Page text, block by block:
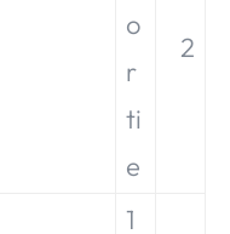
o
r
ti
e
2
1